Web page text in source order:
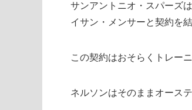
サンアントニオ・スパーズ
イサン・メンサーと契約を結
この契約はおそらくトレー
ネルソンはそのままオース